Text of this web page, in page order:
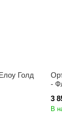
Голд
-
3
В